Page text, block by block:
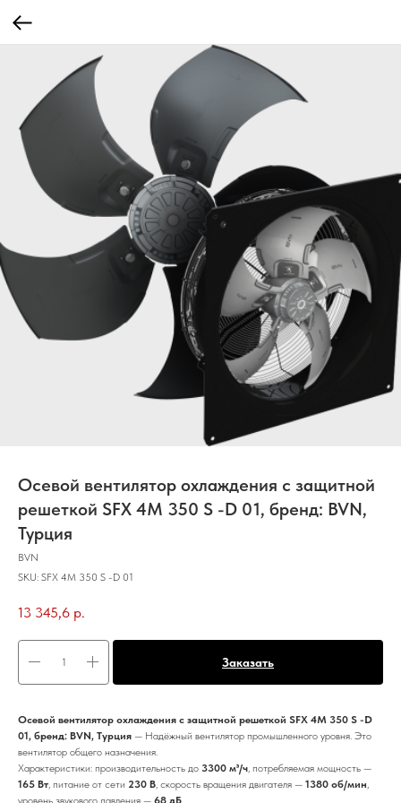
Осевой вентилятор охлаждения с защитной
решеткой SFX 4M 350 S -D 01, бренд: BVN,
Турция
BVN
SKU: SFX 4M 350 S -D 01
13 345,6 р.
Заказать
Осевой вентилятор охлаждения с защитной решеткой SFX 4M 350 S -D
01, бренд: BVN, Турция — Надёжный вентилятор промышленного уровня. Это
вентилятор общего назначения.
Характеристики: производительность до 3300 м³/ч, потребляемая мощность —
165 Вт, питание от сети 230 В, скорость вращения двигателя — 1380 об/мин,
уровень звукового давления — 68 дБ